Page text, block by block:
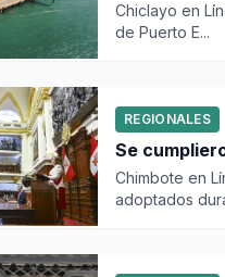
Chiclayo en
de Puerto E...
REGIONALES
Se
Chimbote en
adoptados